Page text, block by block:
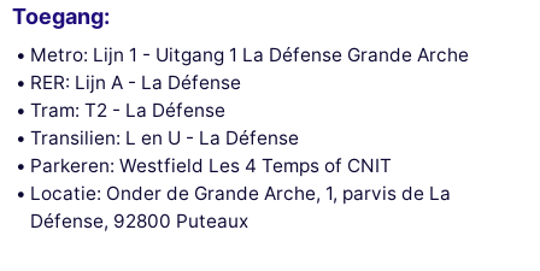
Wij gebruiken cookies en uw persoonlijke gegevens om uw browse-
ervaring te verbeteren, ons bereik te meten en de advertenties die u
worden getoond te personaliseren. U kunt uw voorkeuren op elk
moment accepteren, weigeren of beheren.
Toestemmingen gecertificeerd door
Nooit! Laat me zien Dit is ok voor mik
Toegang:
Metro: Lijn 1 - Uitgang 1 La Défense Grande Arche
RER: Lijn A - La Défense
Tram: T2 - La Défense
Transilien: L en U - La Défense
Parkeren: Westfield Les 4 Temps of CNIT
Locatie: Onder de Grande Arche, 1, parvis de La
Défense, 92800 Puteaux